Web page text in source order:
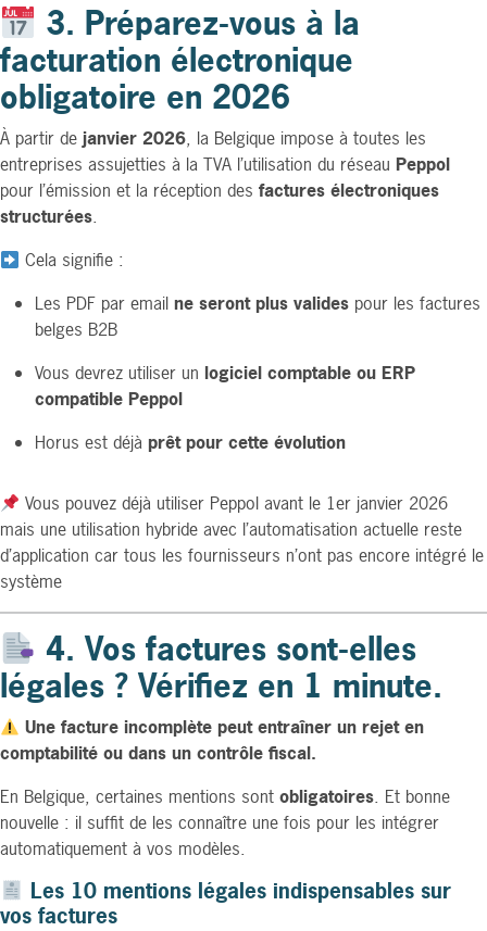
3. Préparez-vous à la
facturation électronique
obligatoire en 2026
À partir de janvier 2026, la Belgique impose à toutes les
entreprises assujetties à la TVA l’utilisation du réseau Peppol
pour l’émission et la réception des factures électroniques
structurées.
Cela signifie :
Les PDF par email ne seront plus valides pour les factures
belges B2B
Vous devrez utiliser un logiciel comptable ou ERP
compatible Peppol
Horus est déjà prêt pour cette évolution
Vous pouvez déjà utiliser Peppol avant le 1er janvier 2026
mais une utilisation hybride avec l’automatisation actuelle reste
d’application car tous les fournisseurs n’ont pas encore intégré le
système
4. Vos factures sont-elles
légales ? Vérifiez en 1 minute.
Une facture incomplète peut entraîner un rejet en
comptabilité ou dans un contrôle fiscal.
En Belgique, certaines mentions sont obligatoires. Et bonne
nouvelle : il suffit de les connaître une fois pour les intégrer
automatiquement à vos modèles.
Les 10 mentions légales indispensables sur
vos factures